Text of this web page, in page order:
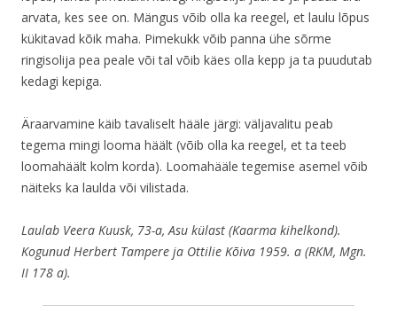
arvata, kes see on. Mängus võib olla ka reegel, et laulu lõpus
kükitavad kõik maha. Pimekukk võib panna ühe sõrme
ringisolija pea peale või tal võib käes olla kepp ja ta puudutab
kedagi kepiga.
Äraarvamine käib tavaliselt hääle järgi: väljavalitu peab
tegema mingi looma häält (võib olla ka reegel, et ta teeb
loomahäält kolm korda). Loomahääle tegemise asemel võib
näiteks ka laulda või vilistada.
Laulab Veera Kuusk, 73-a, Asu külast (Kaarma kihelkond).
Kogunud Herbert Tampere ja Ottilie Kõiva 1959. a (RKM, Mgn.
II 178 a).